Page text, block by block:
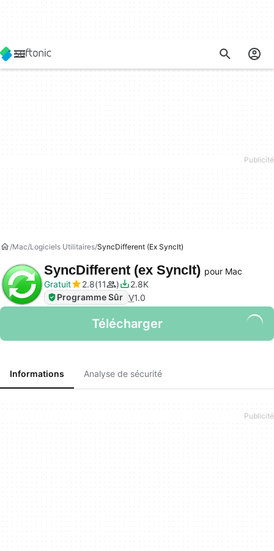
Mac Logiciels Utilitaires SyncDifferent (ex SyncIt)
SyncDifferent (ex SyncIt) pour Mac
Gratuit
2.8 11
2.8K
Programme Sûr V1.0
Télécharger
Informations Analyse de sécurité